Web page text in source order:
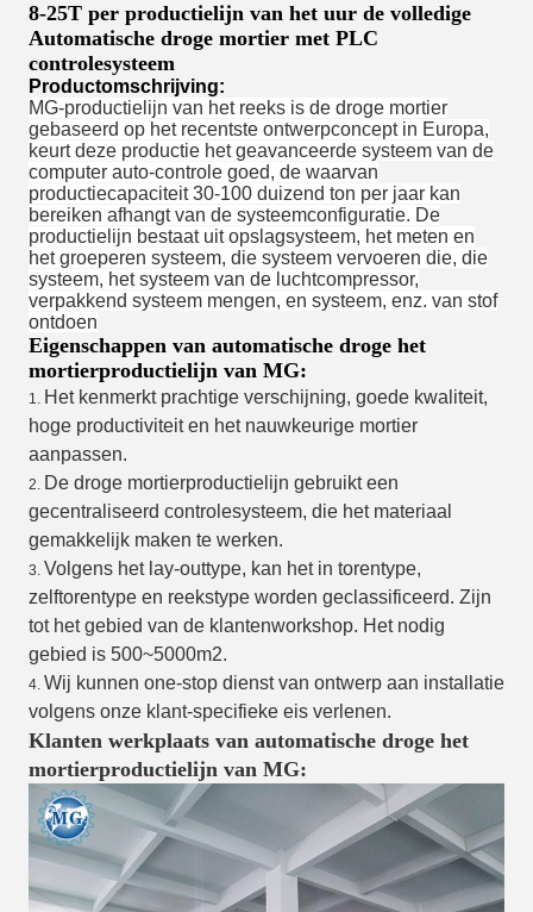
8-25T per productielijn van het uur de volledige
Automatische droge mortier met PLC
controlesysteem
Productomschrijving:
MG-productielijn van het reeks is de droge mortier
gebaseerd op het recentste ontwerpconcept in Europa,
keurt deze productie het geavanceerde systeem van de
computer auto-controle goed, de waarvan
productiecapaciteit 30-100 duizend ton per jaar kan
bereiken afhangt van de systeemconfiguratie. De
productielijn bestaat uit opslagsysteem, het meten en
het groeperen systeem, die systeem vervoeren die, die
systeem, het systeem van de luchtcompressor,
verpakkend systeem mengen, en systeem, enz. van stof
ontdoen
Eigenschappen van automatische droge het
mortierproductielijn van MG:
1. Het kenmerkt prachtige verschijning, goede kwaliteit,
hoge productiviteit en het nauwkeurige mortier
aanpassen.
2. De droge mortierproductielijn gebruikt een
gecentraliseerd controlesysteem, die het materiaal
gemakkelijk maken te werken.
3. Volgens het lay-outtype, kan het in torentype,
zelftorentype en reekstype worden geclassificeerd. Zijn
tot het gebied van de klantenworkshop. Het nodig
gebied is 500~5000m2.
4. Wij kunnen one-stop dienst van ontwerp aan installatie
volgens onze klant-specifieke eis verlenen.
Klanten werkplaats van automatische droge het
mortierproductielijn van MG: